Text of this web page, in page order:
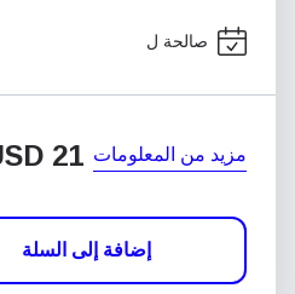
صالحة ل
مزيد من المعلومات 21
إضافة إلى السلة